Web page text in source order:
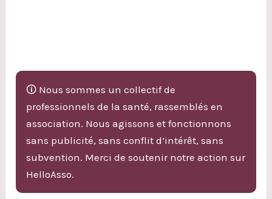
🛈 Nous sommes un collectif de
professionnels de la santé, rassemblés en
association. Nous agissons et fonctionnons
sans publicité, sans conflit d’intérêt, sans
subvention. Merci de soutenir notre action sur
HelloAsso.